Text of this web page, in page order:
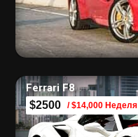
Ferrari F8
$2500 / $14,000 Неделя